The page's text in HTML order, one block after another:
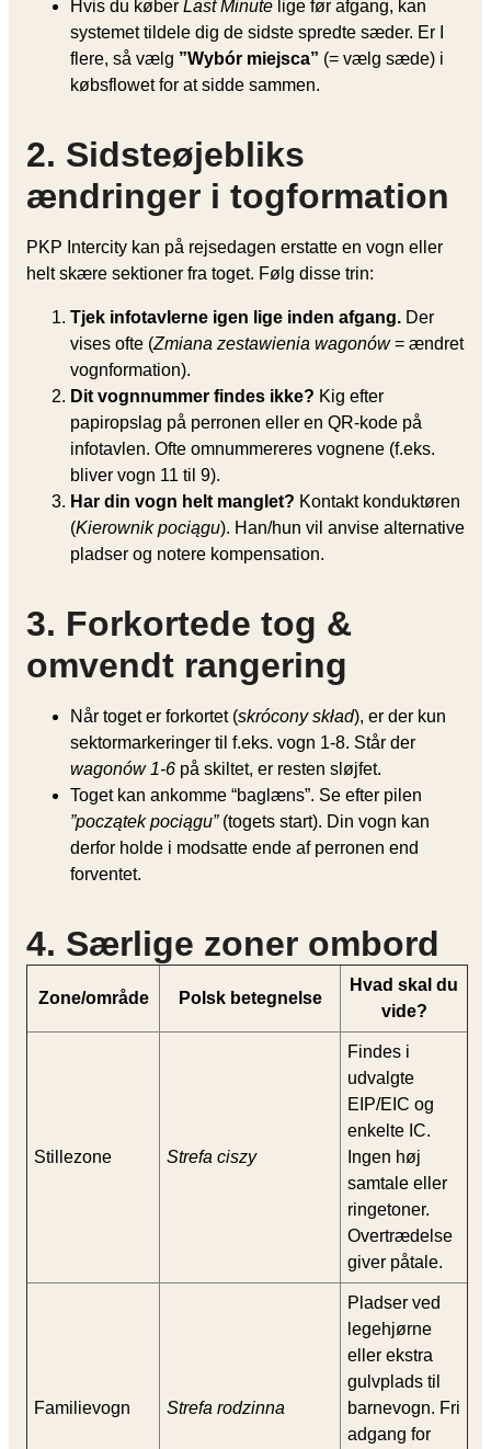
Hvis du køber Last Minute lige før afgang, kan
systemet tildele dig de sidste spredte sæder. Er I
flere, så vælg ”Wybór miejsca” (= vælg sæde) i
købsflowet for at sidde sammen.
2. Sidsteøjebliks
ændringer i togformation
PKP Intercity kan på rejsedagen erstatte en vogn eller
helt skære sektioner fra toget. Følg disse trin:
Tjek infotavlerne igen lige inden afgang. Der
vises ofte (Zmiana zestawienia wagonów= ændret
vognformation).
Dit vognnummer findes ikke? Kig efter
papiropslag på perronen eller en QR-kode på
infotavlen. Ofte omnummereres vognene (f.eks.
bliver vogn 11 til 9).
Har din vogn helt manglet? Kontakt konduktøren
(Kierownik pociągu). Han/hun vil anvise alternative
pladser og notere kompensation.
3. Forkortede tog &
omvendt rangering
Når toget er forkortet (skrócony skład), er der kun
sektormarkeringer til f.eks. vogn 1-8. Står der
wagonów 1-6 på skiltet, er resten sløjfet.
Toget kan ankomme “baglæns”. Se efter pilen
”początek pociągu”(togets start). Din vogn kan
derfor holde i modsatte ende af perronen end
forventet.
4. Særlige zoner ombord
Zone/område Polsk betegnelse
Hvad skal du
vide?
Stillezone Strefa ciszy
Findes i
udvalgte
EIP/EIC og
enkelte IC.
Ingen høj
samtale eller
ringetoner.
Overtrædelse
giver påtale.
Familievogn Strefa rodzinna
Pladser ved
legehjørne
eller ekstra
gulvplads til
barnevogn. Fri
adgang for